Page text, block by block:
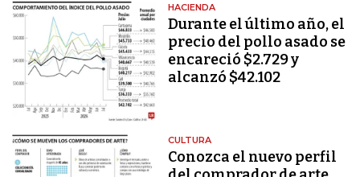
HACIENDA
Durante el último año, el
precio del pollo asado se
encareció $2.729 y
alcanzó $42.102
CULTURA
Conozca el nuevo perfil